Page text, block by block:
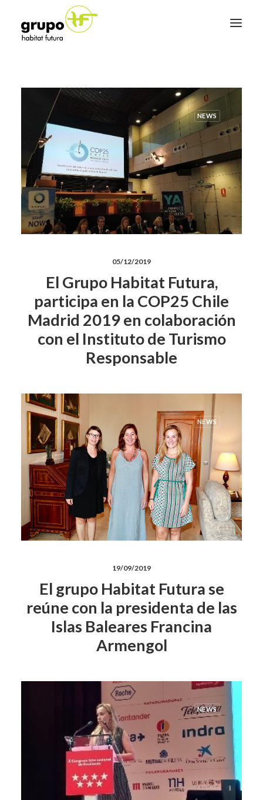
Illa Eficient
Conócenos
Noticias
Hazte socio
Contacto
NEWS
05/12/2019
El Grupo Habitat Futura,
participa en la COP25 Chile
Madrid 2019 en colaboración
con el Instituto de Turismo
Responsable
NEWS
19/09/2019
El grupo Habitat Futura se
reúne con la presidenta de las
Islas Baleares Francina
Armengol
NEWS